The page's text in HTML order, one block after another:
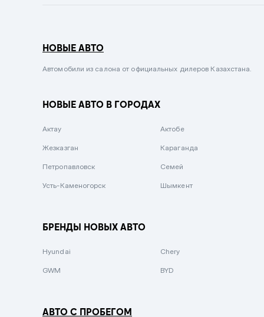
Сиреневый металлик
Вишневый
Зеленый металлик
НОВЫЕ АВТО
Автомобили из салона от официальных дилеров Казахстана.
НОВЫЕ АВТО В ГОРОДАХ
Актау Актобе
Жезказган Караганда
Петропавловск Семей
Усть-Каменогорск Шымкент
БРЕНДЫ НОВЫХ АВТО
Hyundai Chery
GWM BYD
АВТО С ПРОБЕГОМ